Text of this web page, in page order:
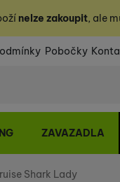
nelze zakoupit, ale
Pobočky
ZAVAZADLA
Shark Lady